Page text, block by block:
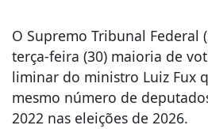
O Supremo Tribunal Federal
terça-feira (30) maioria de
liminar do ministro Luiz Fux
mesmo número de
2022 nas eleições de 2026.